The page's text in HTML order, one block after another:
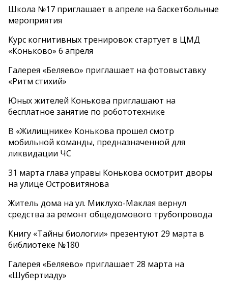
Школа №17 приглашает в апреле на баскетбольные
мероприятия
Курс когнитивных тренировок стартует в ЦМД
«Коньково» 6 апреля
Галерея «Беляево» приглашает на фотовыставку
«Ритм стихий»
Юных жителей Конькова приглашают на
бесплатное занятие по робототехнике
В «Жилищнике» Конькова прошел смотр
мобильной команды, предназначенной для
ликвидации ЧС
31 марта глава управы Конькова осмотрит дворы
на улице Островитянова
Житель дома на ул. Миклухо-Маклая вернул
средства за ремонт общедомового трубопровода
Книгу «Тайны биологии» презентуют 29 марта в
библиотеке №180
Галерея «Беляево» приглашает 28 марта на
«Шубертиаду»